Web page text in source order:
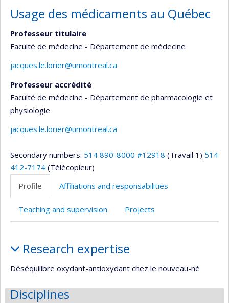
Usage des médicaments au Québec
Professeur titulaire
Faculté de médecine - Département de médecine
jacques.le.lorier@umontreal.ca
Professeur accrédité
Faculté de médecine - Département de pharmacologie et
physiologie
jacques.le.lorier@umontreal.ca
Secondary numbers: 514 890-8000 #12918 (Travail 1) 514
412-7174 (Télécopieur)
Profile
Affiliations and responsabilities
Teaching and supervision Projects
Research expertise
Déséquilibre oxydant-antioxydant chez le nouveau-né
Disciplines